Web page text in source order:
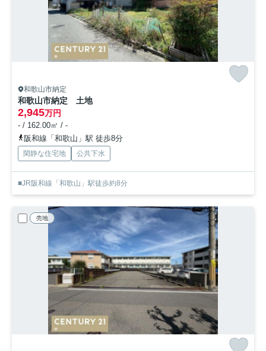
和歌山市納定
和歌山市納定 土地
2,945万円
- / 162.00㎡ / -
阪和線「和歌山」駅 徒歩8分
閑静な住宅地 公共下水
■JR阪和線「和歌山」駅徒歩約8分
売地